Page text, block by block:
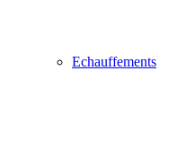
Echauffements